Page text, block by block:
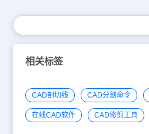
相关标签
CAD剖切线 CAD分割命令
在线CAD软件 CAD修剪工具